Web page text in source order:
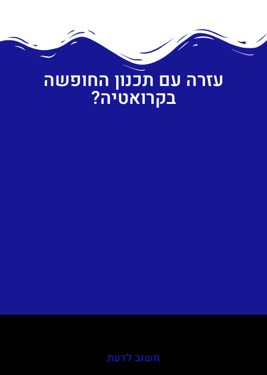
עזרה עם תכנון החופשה
בקרואטיה?
חשוב לדעת